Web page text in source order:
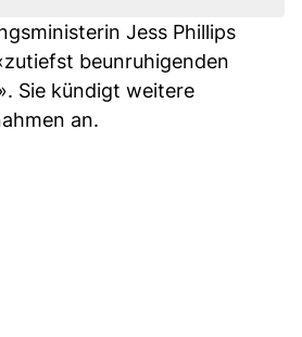
Jess Phillips
beunruhigenden
Sie kündigt weitere
an.